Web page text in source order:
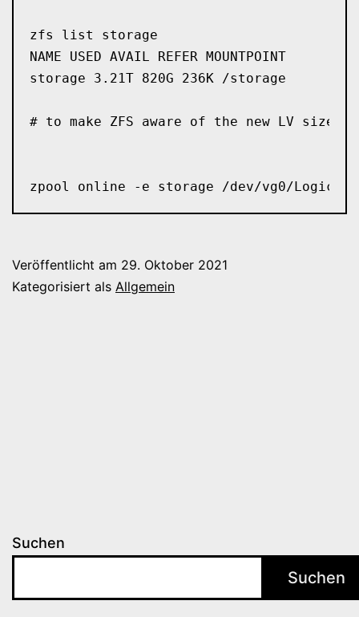
zfs list storage
NAME USED AVAIL REFER MOUNTPOINT
storage 3.21T 820G 236K /storage
# to make ZFS aware of the new LV size:
Veröffentlicht am 29. Oktober 2021
Kategorisiert als Allgemein
Suchen
Suchen